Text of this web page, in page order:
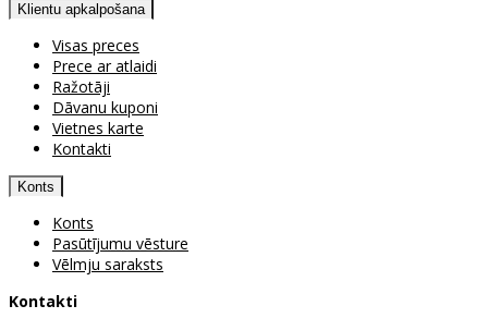
Klientu apkalpošana
Visas preces
Prece ar atlaidi
Ražotāji
Dāvanu kuponi
Vietnes karte
Kontakti
Konts
Konts
Pasūtījumu vēsture
Vēlmju saraksts
Kontakti